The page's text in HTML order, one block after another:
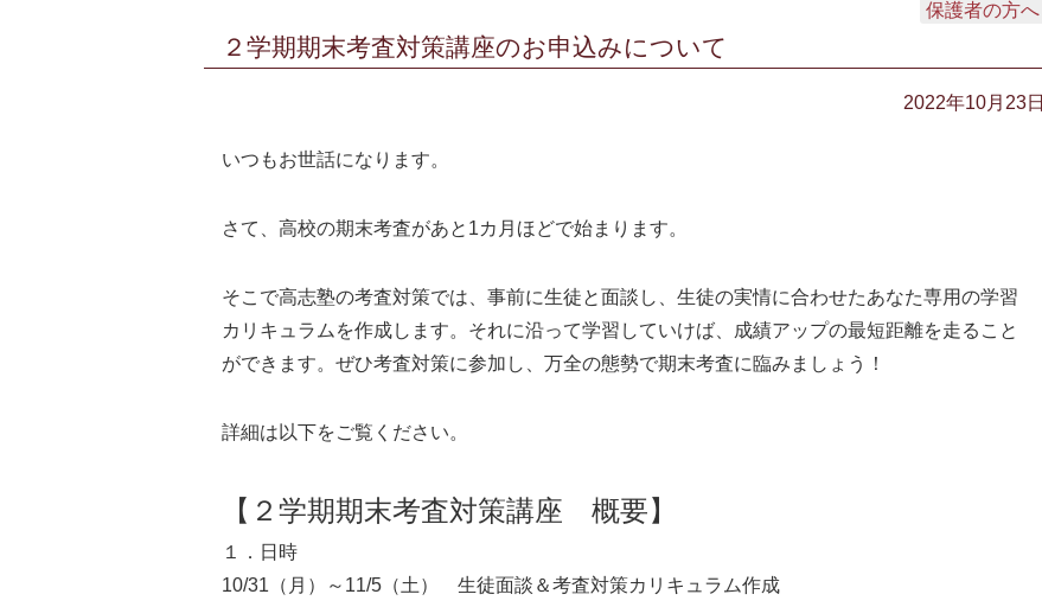
保護者の方へ
２学期期末考査対策講座のお申込みについて
2022年10月23日
いつもお世話になります。
さて、高校の期末考査があと1カ月ほどで始まります。
そこで高志塾の考査対策では、事前に生徒と面談し、生徒の実情に合わせたあなた専用の学習
カリキュラムを作成します。それに沿って学習していけば、成績アップの最短距離を走ること
ができます。ぜひ考査対策に参加し、万全の態勢で期末考査に臨みましょう！
詳細は以下をご覧ください。
【２学期期末考査対策講座 概要】
１．日時
10/31（月）～11/5（土） 生徒面談＆考査対策カリキュラム作成